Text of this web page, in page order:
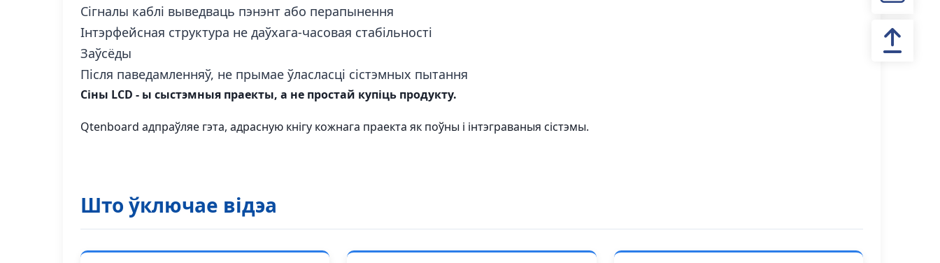
Сігналы каблі выведваць пэнэнт або перапынення
Інтэрфейсная структура не даўxaга-часовая стабільності
Заўсёды
Після паведамленняў, не прымае ўласласці сістэмных пытання
Сіны LCD - ы сыстэмныя праекты, а не простай купіць продукту.
Qtenboard адпраўляе гэта, адрасную кнігу кожнага праекта як поўны і інтэграваныя сістэмы.
Што ўключае відэа